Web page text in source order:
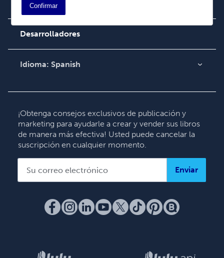
Video
Ayuda
Búsqueda de pedidos
Base de conocimientos
Comuníquese con
Desarrolladores
Idioma: Spanish
Deutsch
Français
Italiano
Español
¡Obtenga consejos exclusivos de publicación y
marketing para ayudarle a crear y vender sus libros
de manera más efectiva! Usted puede cancelar la
suscripción en cualquier momento.
Enviar
Confirmar